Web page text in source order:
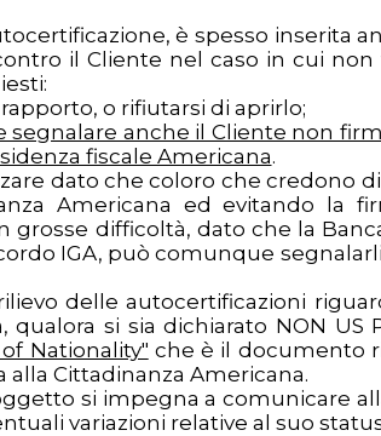
è spesso inserita
il Cliente nel caso in cui
o rifiutarsi di aprirlo;
segnalare anche il Cliente non
fiscale Americana.
dato che coloro che credono
Americana ed evitando la
grosse difficoltà, dato che la
IGA, può comunque
delle autocertificazioni
si sia dichiarato NON US
Nationality" che è il documento
Cittadinanza Americana.
si impegna a comunicare
variazioni relative al suo